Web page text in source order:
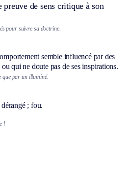
de sens critique à son
pour suivre sa doctrine.
semble influencé par des
qui ne doute pas de ses inspirations.
que par un illuminé.
dérangé ; fou.
!